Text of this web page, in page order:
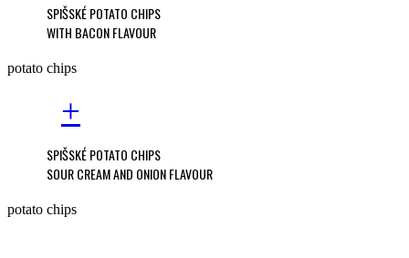
SPIŠSKÉ POTATO CHIPS
WITH BACON FLAVOUR
potato chips
+
SPIŠSKÉ POTATO CHIPS
SOUR CREAM AND ONION FLAVOUR
potato chips